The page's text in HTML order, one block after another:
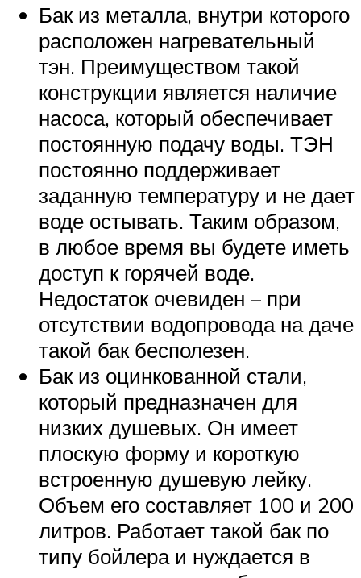
Бак из металла, внутри которого
расположен нагревательный
тэн. Преимуществом такой
конструкции является наличие
насоса, который обеспечивает
постоянную подачу воды. ТЭН
постоянно поддерживает
заданную температуру и не дает
воде остывать. Таким образом,
в любое время вы будете иметь
доступ к горячей воде.
Недостаток очевиден – при
отсутствии водопровода на даче
такой бак бесполезен.
Бак из оцинкованной стали,
который предназначен для
низких душевых. Он имеет
плоскую форму и короткую
встроенную душевую лейку.
Объем его составляет 100 и 200
литров. Работает такой бак по
типу бойлера и нуждается в